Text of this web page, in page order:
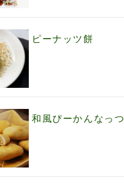
ピーナッツ餅
和風ぴーかんなっつ